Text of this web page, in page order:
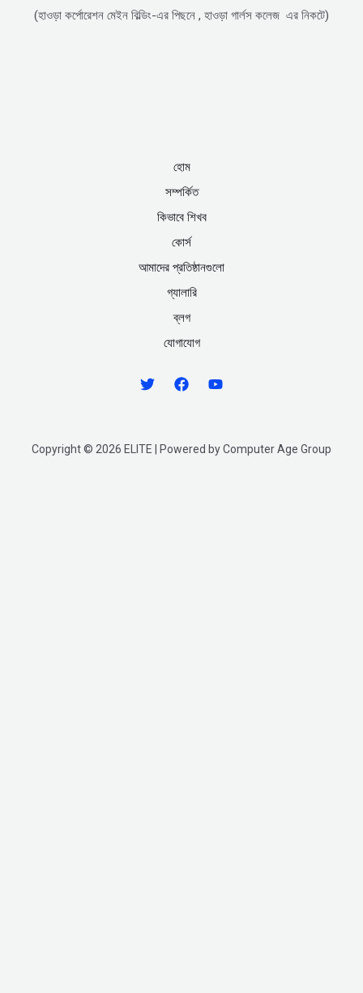
(হাওড়া কর্পোরেশন মেইন বিল্ডিং-এর পিছনে , হাওড়া গার্লস কলেজ এর নিকটে)
হোম
সম্পর্কিত
কিভাবে শিখব
কোর্স
আমাদের প্রতিষ্ঠানগুলো
গ্যালারি
ব্লগ
যোগাযোগ
Copyright © 2026 ELITE | Powered by Computer Age Group